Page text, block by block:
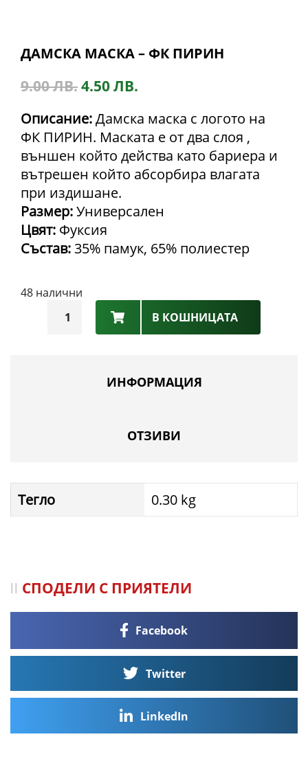
ДАМСКА МАСКА – ФК ПИРИН
9.00ЛВ.4.50ЛВ.
Описание:Дамска маска с логото на
ФК ПИРИН. Маската е от два слоя ,
външен който действа като бариера и
вътрешен който абсорбира влагата
при издишане.
Размер:Универсален
Цвят: Фуксия
Състав: 35% памук, 65% полиестер
48 налични
количество
В КОШНИЦАТА
ИНФОРМАЦИЯ
ОТЗИВИ
Тегло 0.30 kg
СПОДЕЛИ С ПРИЯТЕЛИ
Facebook
Twitter
LinkedIn